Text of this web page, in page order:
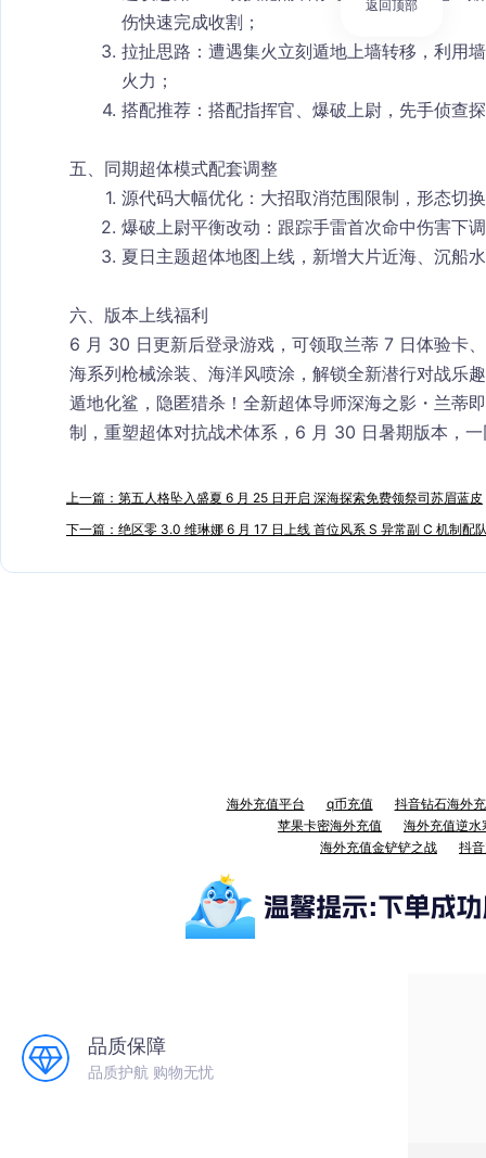
伤快速完成收割；
拉扯思路 ：遭遇集火立刻遁地上墙转移，利用
火力；
搭配推荐：搭配指挥官、爆破上尉，先手侦查
五、同期超体模式配套调整
源代码大幅优化：大招取消范围限制，形态切
爆破上尉平衡改动：跟踪手雷首次命中伤害下
夏日主题超体地图上线，新增大片近海、沉船
六、版本上线福利
6 月 30 日更新后登录游戏，可领取兰蒂 7 日体验卡
海系列枪械涂装、海洋风喷涂，解锁全新潜行对战乐
遁地化鲨，隐匿猎杀！全新超体导师深海之影・兰蒂
制，重塑超体对抗战术体系，6 月 30 日暑期版本，
上一篇：第五人格坠入盛夏 6 月 25 日开启 深海探索免费领祭司苏眉蓝皮
下一篇：绝区零 3.0 维琳娜 6 月 17 日上线 首位风系 S 异常副 C 机制配
海外充值平台 q币充值
抖音钻石海外
苹果卡密海外充值
海外充值逆水
海外充值金铲铲之战
抖
品质保障
品质护航 购物无忧
返回顶部